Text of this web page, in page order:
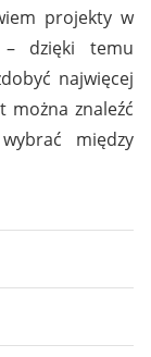
projekty w
dzięki temu
najwięcej
można znaleźć
między